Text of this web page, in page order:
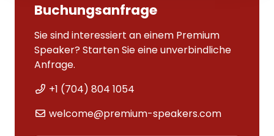
Buchungsanfrage
Sie sind interessiert an einem Premium
Speaker? Starten Sie eine unverbindliche
Anfrage.
+1 (704) 804 1054
welcome@premium-speakers.com